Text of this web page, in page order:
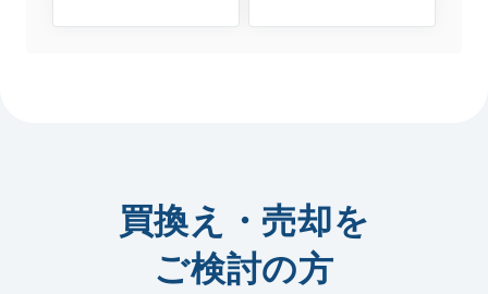
買換え・売却を
ご検討の方